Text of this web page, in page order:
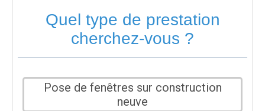
Quel type de prestation
cherchez-vous ?
Pose de fenêtres sur construction
neuve